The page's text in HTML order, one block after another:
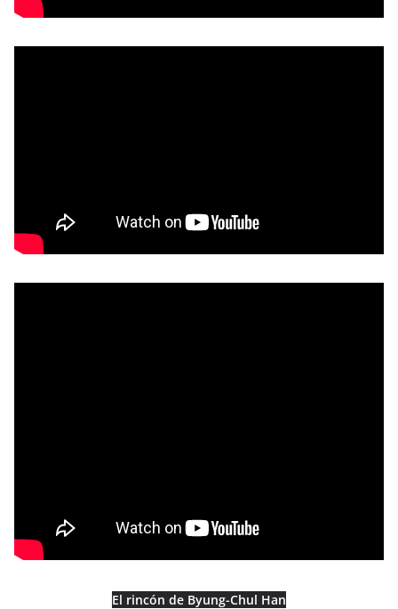
El rincón de Byung-Chul Han